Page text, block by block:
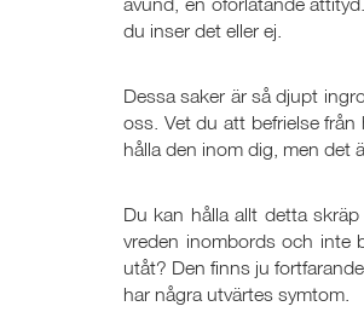
du inser det eller ej.
Dessa saker är så djupt
oss. Vet du att befrielse
hålla den inom dig, men det
Du kan hålla allt detta
vreden inombords och inte
utåt? Den finns ju
har några utvärtes symtom.